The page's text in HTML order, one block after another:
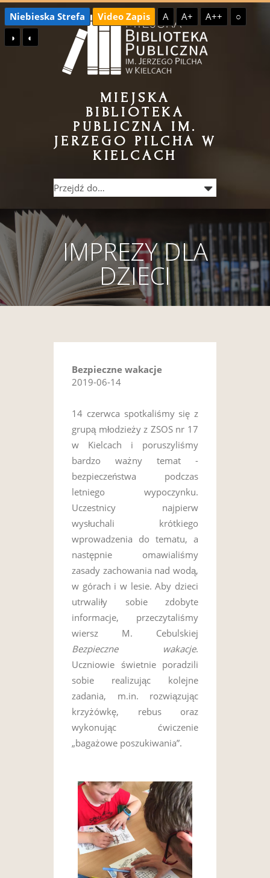
Przejdź
do
treści
Przejdź
do
menu
Niebieska Strefa Video Zapis A A+ A++
○
◑
◐
MIEJSKA
BIBLIOTEKA
PUBLICZNA IM.
JERZEGO PILCHA W
KIELCACH
IMPREZY DLA
DZIECI
Bezpieczne wakacje
2019-06-14
14 czerwca spotkaliśmy się z
grupą młodzieży z ZSOS nr 17
w Kielcach i poruszyliśmy
bardzo ważny temat -
bezpieczeństwa podczas
letniego wypoczynku.
Uczestnicy najpierw
wysłuchali krótkiego
wprowadzenia do tematu, a
następnie omawialiśmy
zasady zachowania nad wodą,
w górach i w lesie. Aby dzieci
utrwaliły sobie zdobyte
informacje, przeczytaliśmy
wiersz M. Cebulskiej
Bezpieczne wakacje.
Uczniowie świetnie poradzili
sobie realizując kolejne
zadania, m.in. rozwiązując
krzyżówkę, rebus oraz
wykonując ćwiczenie
„bagażowe poszukiwania”.